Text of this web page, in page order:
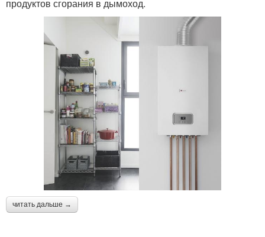
продуктов сгорания в дымоход.
читать дальше →